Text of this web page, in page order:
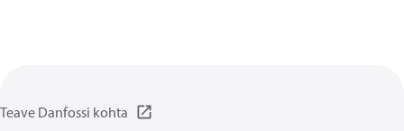
Teave Danfossi kohta